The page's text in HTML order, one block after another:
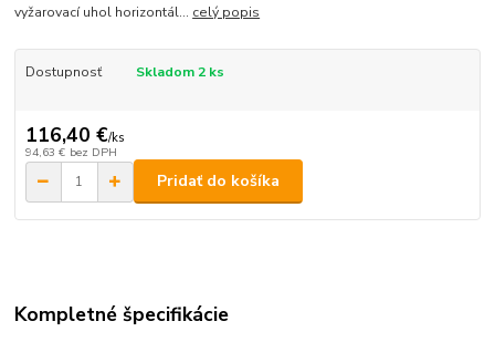
vyžarovací uhol horizontál... celý popis
Dostupnosť Skladom 2 ks
116,40 €/ks
94,63 € bez DPH
Pridať do košíka
Kompletné špecifikácie